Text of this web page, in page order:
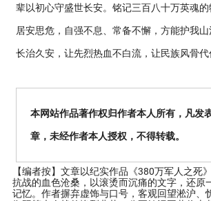
辈以初心守盛世长安。铭记三百八十万英魂的
居安思危，自强不息、常备不懈，方能护我
长治久安，让先烈热血不白流，让民族风骨代
本网站作品著作权归作者本人所有，凡发
章，未经作者本人授权，不得转载。
【编者按】 文章以纪实作品《380万军人之死
抗战的血色沧桑，以滚烫而沉痛的文字，还原
记忆。作者摒弃虚饰与口号，客观回望淞沪、